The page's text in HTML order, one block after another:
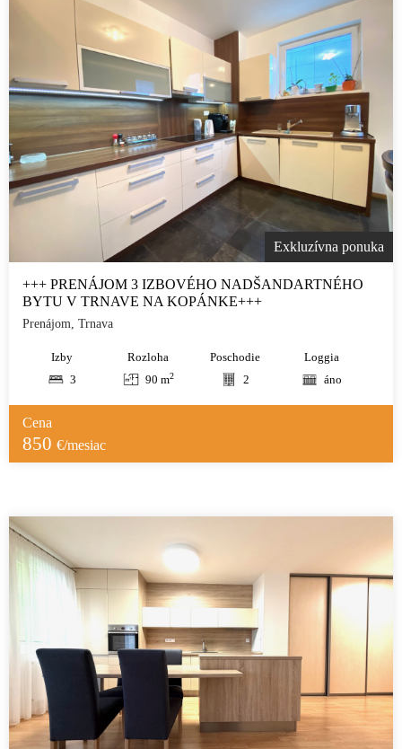
Exkluzívna ponuka
+++ PRENÁJOM 3 IZBOVÉHO NADŠANDARTNÉHO
BYTU V TRNAVE NA KOPÁNKE+++
Prenájom, Trnava
Izby
3
Rozloha
90 m2
Poschodie
2
Loggia
áno
Cena
850 €/mesiac